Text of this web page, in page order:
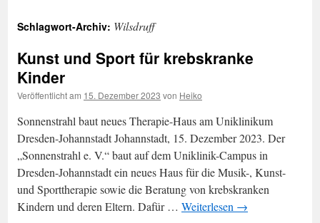
Schlagwort-Archiv: Wilsdruff
Kunst und Sport für krebskranke
Kinder
Veröffentlicht am 15. Dezember 2023 von Heiko
Sonnenstrahl baut neues Therapie-Haus am Uniklinikum
Dresden-Johannstadt Johannstadt, 15. Dezember 2023. Der
„Sonnenstrahl e. V.“ baut auf dem Uniklinik-Campus in
Dresden-Johannstadt ein neues Haus für die Musik-, Kunst-
und Sporttherapie sowie die Beratung von krebskranken
Kindern und deren Eltern. Dafür … Weiterlesen →